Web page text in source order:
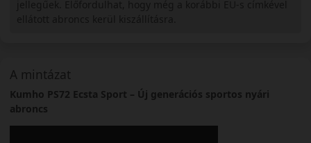
A mintázat
Kumho PS72 Ecsta Sport – Új generációs sportos nyári
abroncs